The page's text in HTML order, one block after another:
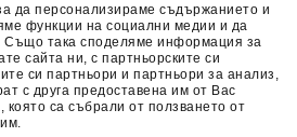
да персонализираме съдържанието и
функции на социални медии и да
Също така споделяме информация за
сайта ни, с партньорските си
си партньори и партньори за анализ,
с друга предоставена им от Вас
са събрали от ползването от
Раници за мотор
Ръкавици за мотор
Части за мотор